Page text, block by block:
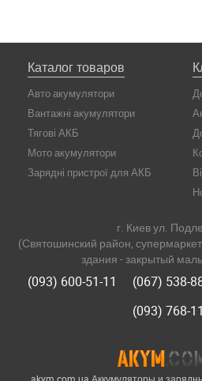
Каталог товаров
Авто акумулятори
Вантажні акумулятори
Тягові АКБ
Мото акумулятори
Зарядні пристрої для АКБ
г. Киев ул.
(Святошинский район,
здания - закрытый
(093) 600-51-11 (067) 538-
(093) 768-